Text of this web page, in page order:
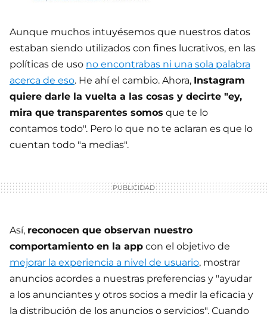
Aunque muchos intuyésemos que nuestros datos
estaban siendo utilizados con fines lucrativos, en las
políticas de uso no encontrabas ni una sola palabra
acerca de eso. He ahí el cambio. Ahora, Instagram
quiere darle la vuelta a las cosas y decirte "ey,
mira que transparentes somos que te lo
contamos todo". Pero lo que no te aclaran es que lo
cuentan todo "a medias".
Así, reconocen que observan nuestro
comportamiento en la app con el objetivo de
mejorar la experiencia a nivel de usuario, mostrar
anuncios acordes a nuestras preferencias y "ayudar
a los anunciantes y otros socios a medir la eficacia y
la distribución de los anuncios o servicios". Cuando